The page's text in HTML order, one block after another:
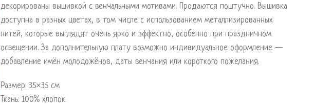
декорированы вышивкой с венчальными мотивами. Продаются поштучно. Вышивка
доступна в разных цветах, в том числе с использованием металлизированных
нитей, которые выглядят очень ярко и эффектно, особенно при праздничном
освещении. За дополнительную плату возможно индивидуальное оформление —
добавление имён молодожёнов, даты венчания или короткого пожелания.
Размер: 35×35 см
Ткань: 100% хлопок